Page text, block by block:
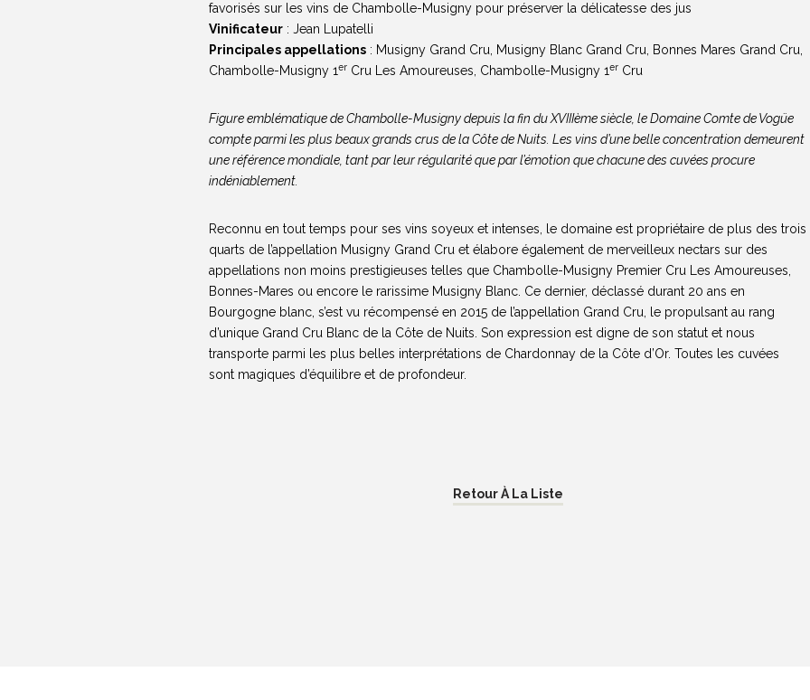
favorisés sur les vins de Chambolle-Musigny pour préserver la délicatesse des jus
Vinificateur: Jean Lupatelli
Principales appellations: Musigny Grand Cru, Musigny Blanc Grand Cru, Bonnes Mares Grand Cru,
Chambolle-Musigny 1erCru Les Amoureuses, Chambolle-Musigny 1erCru
Figure emblématique de Chambolle-Musigny depuis la fin du XVIIIème siècle, le Domaine Comte de Vogüe
compte parmi les plus beaux grands crus de la Côte de Nuits. Les vins d’une belle concentration demeurent
une référence mondiale, tant par leur régularité que par l’émotion que chacune des cuvées procure
indéniablement.
Reconnu en tout temps pour ses vins soyeux et intenses, le domaine est propriétaire de plus des trois
quarts de l’appellation Musigny Grand Cru et élabore également de merveilleux nectars sur des
appellations non moins prestigieuses telles que Chambolle-Musigny Premier Cru Les Amoureuses,
Bonnes-Mares ou encore le rarissime Musigny Blanc. Ce dernier, déclassé durant 20 ans en
Bourgogne blanc, s’est vu récompensé en 2015 de l’appellation Grand Cru, le propulsant au rang
d’unique Grand Cru Blanc de la Côte de Nuits. Son expression est digne de son statut et nous
transporte parmi les plus belles interprétations de Chardonnay de la Côte d’Or. Toutes les cuvées
sont magiques d’équilibre et de profondeur.
Retour À La Liste